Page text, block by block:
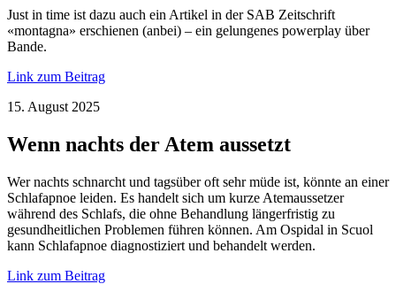
Just in time ist dazu auch ein Artikel in der SAB Zeitschrift
«montagna» erschienen (anbei) – ein gelungenes powerplay über
Bande.
Link zum Beitrag
15. August 2025
Wenn nachts der Atem aussetzt
Wer nachts schnarcht und tagsüber oft sehr müde ist, könnte an einer
Schlafapnoe leiden. Es handelt sich um kurze Atemaussetzer
während des Schlafs, die ohne Behandlung längerfristig zu
gesundheitlichen Problemen führen können. Am Ospidal in Scuol
kann Schlafapnoe diagnostiziert und behandelt werden.
Link zum Beitrag